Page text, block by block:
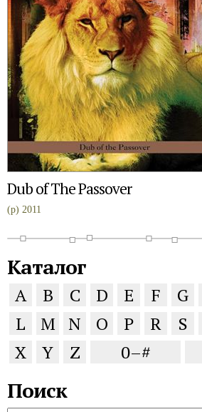
Dub of The Passover
(p) 2011
Каталог
A B C D E F G
L
M N O P R S
X
Y Z 0–#
Поиск